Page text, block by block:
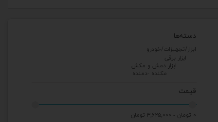
دسته‌ها
ابزار/تجهیزات/خودرو
ابزار برقی
ابزار دمش و مکش
مکنده -دمنده
قیمت
۰ تومان - ۳,۶۲۵,۰۰۰ تومان